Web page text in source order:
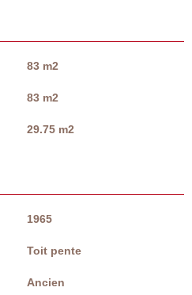
83 m2
83 m2
29.75 m2
1965
Toit pente
Ancien